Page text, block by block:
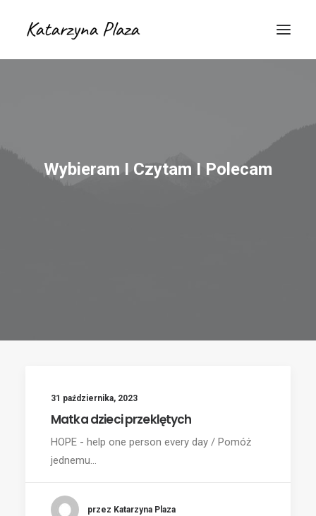
Wybieram I Czytam I Polecam
31 października, 2023
Matka dzieci przeklętych
HOPE - help one person every day / Pomóż
jednemu…
przez Katarzyna Plaza